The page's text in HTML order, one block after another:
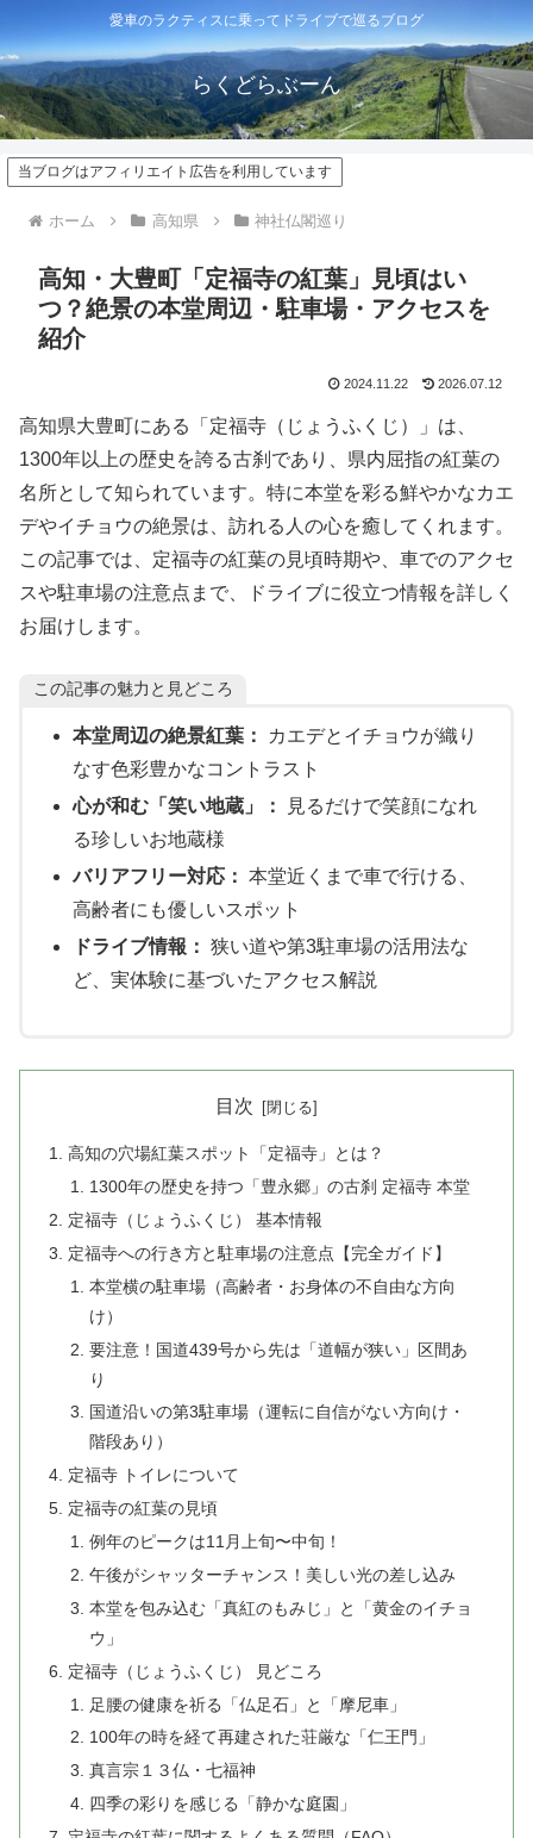
愛車のラクティスに乗ってドライブで巡るブログ
らくどらぶーん
当ブログはアフィリエイト広告を利用しています
ホーム 高知県 神社仏閣巡り
高知・大豊町「定福寺の紅葉」見頃はい
つ？絶景の本堂周辺・駐車場・アクセスを
紹介
2024.11.22 2026.07.12
高知県大豊町にある「定福寺（じょうふくじ）」は、
1300年以上の歴史を誇る古刹であり、県内屈指の紅葉の
名所として知られています。特に本堂を彩る鮮やかなカエ
デやイチョウの絶景は、訪れる人の心を癒してくれます。
この記事では、定福寺の紅葉の見頃時期や、車でのアクセ
スや駐車場の注意点まで、ドライブに役立つ情報を詳しく
お届けします。
この記事の魅力と見どころ
本堂周辺の絶景紅葉：
カエデとイチョウが織り
なす色彩豊かなコントラスト
心が和む「笑い地蔵」：
見るだけで笑顔になれ
る珍しいお地蔵様
バリアフリー対応： 本堂近くまで車で行ける、
高齢者にも優しいスポット
ドライブ情報： 狭い道や第3駐車場の活用法な
ど、実体験に基づいたアクセス解説
目次
高知の穴場紅葉スポット「定福寺」とは？
1300年の歴史を持つ「豊永郷」の古刹 定福寺 本堂
定福寺（じょうふくじ） 基本情報
定福寺への行き方と駐車場の注意点【完全ガイド】
本堂横の駐車場（高齢者・お身体の不自由な方向
け）
要注意！国道439号から先は「道幅が狭い」区間あ
り
国道沿いの第3駐車場（運転に自信がない方向け・
階段あり）
定福寺 トイレについて
定福寺の紅葉の見頃
例年のピークは11月上旬〜中旬！
午後がシャッターチャンス！美しい光の差し込み
本堂を包み込む「真紅のもみじ」と「黄金のイチョ
ウ」
定福寺（じょうふくじ） 見どころ
足腰の健康を祈る「仏足石」と「摩尼車」
100年の時を経て再建された荘厳な「仁王門」
真言宗１３仏・七福神
四季の彩りを感じる「静かな庭園」